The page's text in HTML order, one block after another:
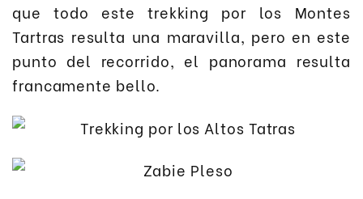
que todo este trekking por los Montes
Tartras resulta una maravilla, pero en este
punto del recorrido, el panorama resulta
francamente bello.